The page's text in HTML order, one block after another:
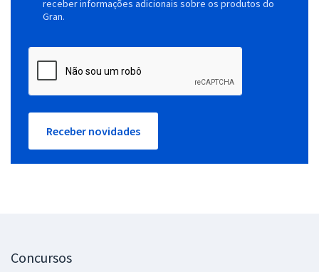
receber informações adicionais sobre os produtos do
Gran.
Receber novidades
Concursos